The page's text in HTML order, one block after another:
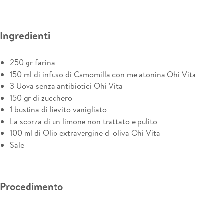
Ingredienti
250 gr farina
150 ml di infuso di Camomilla con melatonina Ohi Vita
3 Uova senza antibiotici Ohi Vita
150 gr di zucchero
1 bustina di lievito vanigliato
La scorza di un limone non trattato e pulito
100 ml di Olio extravergine di oliva Ohi Vita
Sale
Procedimento